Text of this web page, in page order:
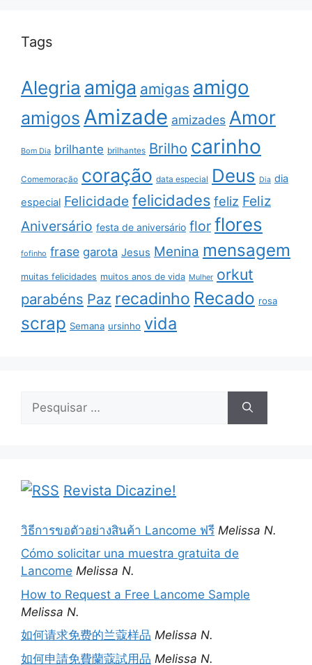
Tags
Alegria amiga amigas amigo
amigos Amizade amizades Amor
Bom Dia brilhante brilhantes Brilho carinho
Comemoração coração data especial Deus Dia dia
especial Felicidade felicidades feliz Feliz
Aniversário festa de aniversário flor flores
fofinho frase garota Jesus Menina mensagem
muitas felicidades muitos anos de vida Mulher orkut
parabéns Paz recadinho Recado rosa
scrap Semana ursinho vida
por:
Revista Dicazine!
วิธีการขอตัวอย่างสินค้า Lancome ฟรี Melissa N.
Cómo solicitar una muestra gratuita de
Lancome Melissa N.
How to Request a Free Lancome Sample
Melissa N.
如何请求免费的兰蔻样品 Melissa N.
如何申請免費蘭蔻試用品 Melissa N.